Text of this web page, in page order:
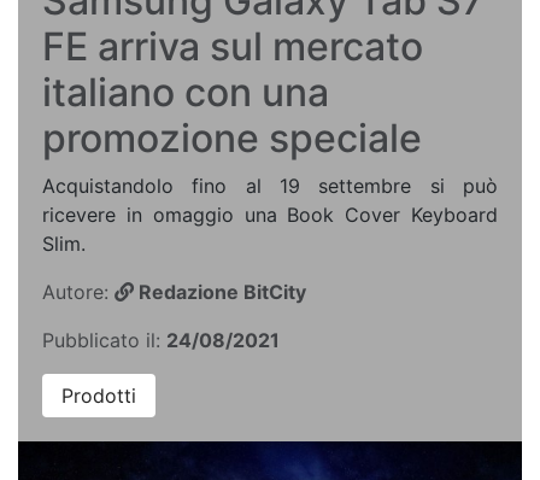
FE arriva sul mercato
italiano con una
promozione speciale
Acquistandolo fino al 19 settembre si può
ricevere in omaggio una Book Cover Keyboard
Slim.
Autore:
Redazione BitCity
Pubblicato il: 24/08/2021
Prodotti